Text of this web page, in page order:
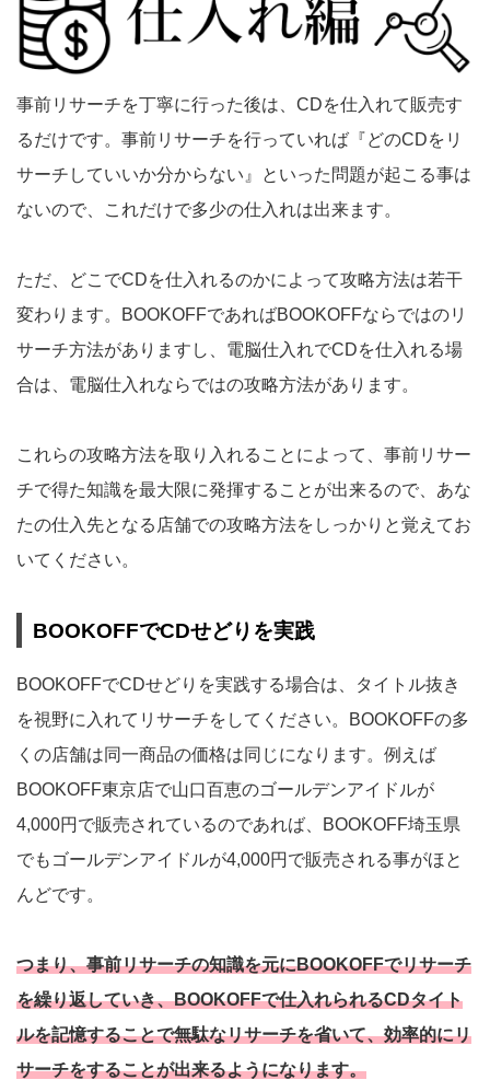
事前リサーチを丁寧に行った後は、CDを仕入れて販売す
るだけです。事前リサーチを行っていれば『どのCDをリ
サーチしていいか分からない』といった問題が起こる事は
ないので、これだけで多少の仕入れは出来ます。
ただ、どこでCDを仕入れるのかによって攻略方法は若干
変わります。BOOKOFFであればBOOKOFFならではのリ
サーチ方法がありますし、電脳仕入れでCDを仕入れる場
合は、電脳仕入れならではの攻略方法があります。
これらの攻略方法を取り入れることによって、事前リサー
チで得た知識を最大限に発揮することが出来るので、あな
たの仕入先となる店舗での攻略方法をしっかりと覚えてお
いてください。
BOOKOFFでCDせどりを実践
BOOKOFFでCDせどりを実践する場合は、タイトル抜き
を視野に入れてリサーチをしてください。BOOKOFFの多
くの店舗は同一商品の価格は同じになります。例えば
BOOKOFF東京店で山口百恵のゴールデンアイドルが
4,000円で販売されているのであれば、BOOKOFF埼玉県
でもゴールデンアイドルが4,000円で販売される事がほと
んどです。
つまり、事前リサーチの知識を元にBOOKOFFでリサーチ
を繰り返していき、BOOKOFFで仕入れられるCDタイト
ルを記憶することで無駄なリサーチを省いて、効率的にリ
サーチをすることが出来るようになります。